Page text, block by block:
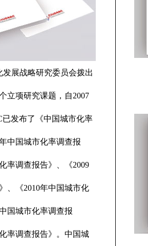
展战略研究委员会拨出
立项研究课题，自2007
发布了《中国城市化率
中国城市化率调查报
率调查报告》、《2009
、《2010年中国城市化
国城市化率调查报
率调查报告》。中国城